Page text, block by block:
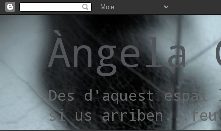
Àngela
Des d'aquest
si us arriben...feu